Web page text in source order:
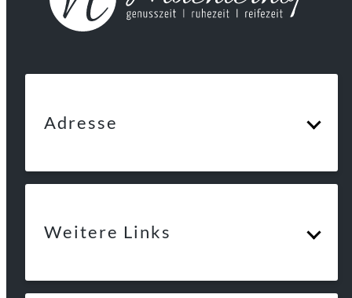
Adresse
Weitere Links